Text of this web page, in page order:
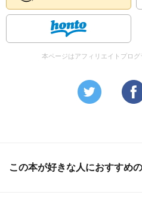
本ページはアフィリエイトプロ
この本が好きな人におすすめ